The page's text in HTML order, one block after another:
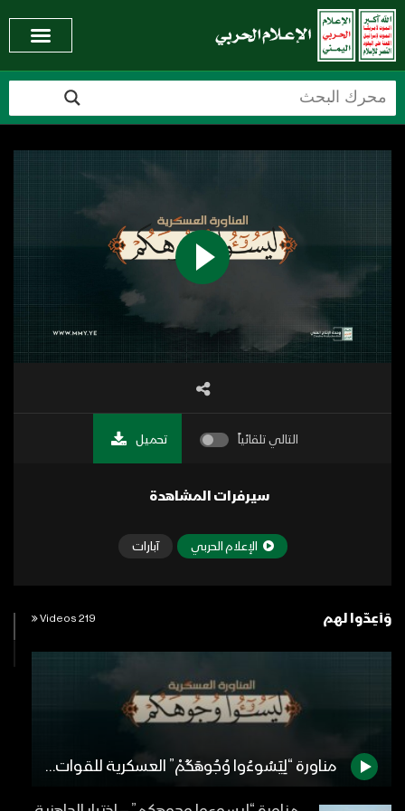
التالي تلقائياً تحميل
سيرفرات المشاهدة
الإعلام الحربي آبارات
وَأَعِدُّوا لهم 219 Videos
مناورة “لِيَسُوءُوا وُجُوهَكُمْ” العسكرية للقوات المسلحة اليمنية – فلاشة 2 – 1446هـ